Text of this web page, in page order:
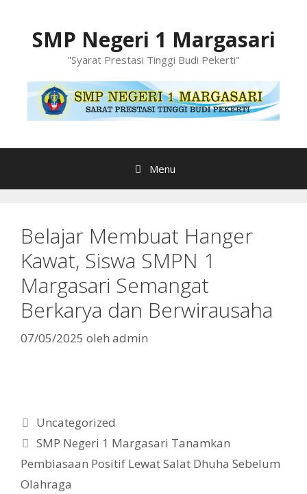
SMP Negeri 1 Margasari
"Syarat Prestasi Tinggi Budi Pekerti"
Menu
Belajar Membuat Hanger
Kawat, Siswa SMPN 1
Margasari Semangat
Berkarya dan Berwirausaha
07/05/2025 oleh admin
Kategori
Uncategorized
SMP Negeri 1 Margasari Tanamkan
Pembiasaan Positif Lewat Salat Dhuha Sebelum
Olahraga